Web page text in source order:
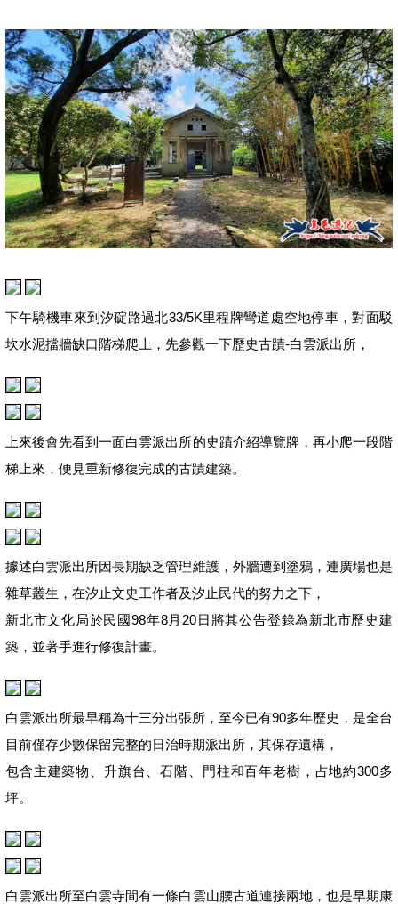
下午騎機車來到汐碇路過北33/5K里程牌彎道處空地停車，對面駁
坎水泥擋牆缺口階梯爬上，先參觀一下歷史古蹟-白雲派出所，
上來後會先看到一面白雲派出所的史蹟介紹導覽牌，再小爬一段階
梯上來，便見重新修復完成的古蹟建築。
據述白雲派出所因長期缺乏管理維護，外牆遭到塗鴉，連廣場也是
雜草叢生，在汐止文史工作者及汐止民代的努力之下，
新北市文化局於民國98年8月20日將其公告登錄為新北市歷史建
築，並著手進行修復計畫。
白雲派出所最早稱為十三分出張所，至今已有90多年歷史，是全台
目前僅存少數保留完整的日治時期派出所，其保存遺構，
包含主建築物、升旗台、石階、門柱和百年老樹，占地約300多
坪。
白雲派出所至白雲寺間有一條白雲山腰古道連接兩地，也是早期康